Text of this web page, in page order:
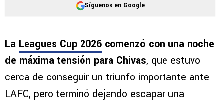
Síguenos en Google
La Leagues Cup 2026 comenzó con una noche
de máxima tensión para Chivas, que estuvo
cerca de conseguir un triunfo importante ante
LAFC, pero terminó dejando escapar una